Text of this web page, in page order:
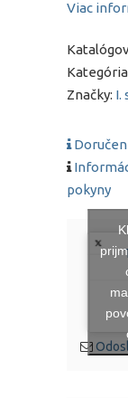
Viac
Značky: I.
pokyny